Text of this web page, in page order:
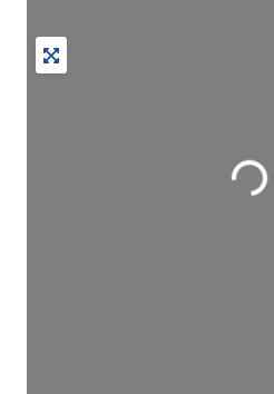
Wird geladen …